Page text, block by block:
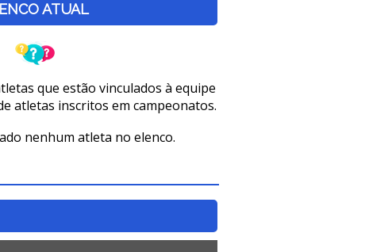
ATUAL
que estão vinculados à equipe
atletas inscritos em campeonatos.
nenhum atleta no elenco.